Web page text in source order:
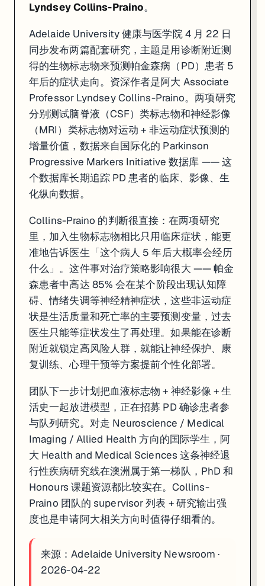
Lyndsey Collins-Praino。
Adelaide University 健康与医学院 4 月 22 日
同步发布两篇配套研究，主题是用诊断附近测
得的生物标志物来预测帕金森病（PD）患者 5
年后的症状走向。资深作者是阿大 Associate
Professor Lyndsey Collins-Praino。两项研究
分别测试脑脊液（CSF）类标志物和神经影像
（MRI）类标志物对运动 + 非运动症状预测的
增量价值，数据来自国际化的 Parkinson
Progressive Markers Initiative 数据库 —— 这
个数据库长期追踪 PD 患者的临床、影像、生
化纵向数据。
Collins-Praino 的判断很直接：在两项研究
里，加入生物标志物相比只用临床症状，能更
准地告诉医生「这个病人 5 年后大概率会经历
什么」。这件事对治疗策略影响很大 —— 帕金
森患者中高达 85% 会在某个阶段出现认知障
碍、情绪失调等神经精神症状，这些非运动症
状是生活质量和死亡率的主要预测变量，过去
医生只能等症状发生了再处理。如果能在诊断
附近就锁定高风险人群，就能让神经保护、康
复训练、心理干预等方案提前个性化部署。
团队下一步计划把血液标志物 + 神经影像 + 生
活史一起放进模型，正在招募 PD 确诊患者参
与队列研究。对走 Neuroscience / Medical
Imaging / Allied Health 方向的国际学生，阿
大 Health and Medical Sciences 这条神经退
行性疾病研究线在澳洲属于第一梯队，PhD 和
Honours 课题资源都比较实在。Collins-
Praino 团队的 supervisor 列表 + 研究输出强
度也是申请阿大相关方向时值得仔细看的。
来源：Adelaide University Newsroom ·
2026-04-22